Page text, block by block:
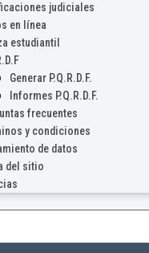
judiciales
en línea
estudiantil
Generar P.Q.R.D.F.
Informes P.Q.R.D.F.
frecuentes
y condiciones
de datos
del sitio